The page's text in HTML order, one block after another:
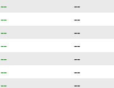
--
--
--
--
--
--
--
--
--
--
--
--
--
--